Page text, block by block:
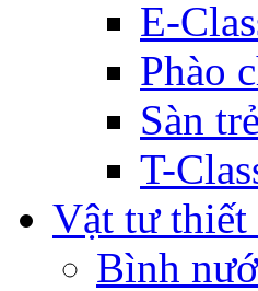
E-
Phào
Sàn
T-
Vật tư
Bình